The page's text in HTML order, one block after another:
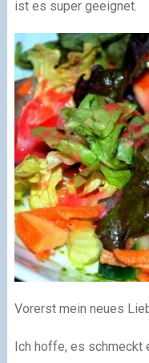
ist es super geeignet.
Vorerst mein neues
Ich hoffe, es schmeckt